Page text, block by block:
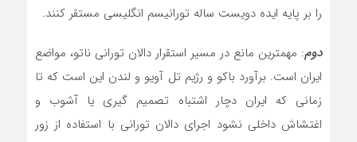
را بر پایه ایده دویست ساله تورانیسم انگلیسی مستقر کنند.
دوم: مهمترین مانع در مسیر استقرار دالان تورانی ناتو، مواضع
ایران است. برآورد باکو و رژیم تل آویو و لندن این است که تا
زمانی که ایران دچار اشتباه تصمیم گیری یا آشوب و
اغتشاش داخلی نشود اجرای دالان تورانی با استفاده از زور